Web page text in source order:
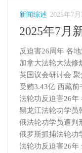
新闻综述 2025年7月
2025年7月
反迫害26周年 各
加拿大法轮大法修
英国议会研讨会
受贿3.43亿 西藏
法轮功反迫害26年
黑龙江法轮功学员
俄法轮功学员遭判
俄罗斯抓捕法轮功
法轮功反迫害26年